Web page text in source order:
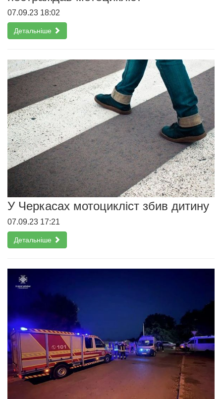
07.09.23 18:02
Детальніше
У Черкасах мотоцикліст збив дитину
07.09.23 17:21
Детальніше